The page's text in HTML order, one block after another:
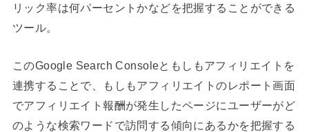
リック率は何パーセントかなどを把握することができる
ツール。
このGoogle Search Consoleともしもアフィリエイトを
連携することで、もしもアフィリエイトのレポート画面
でアフィリエイト報酬が発生したページにユーザーがど
のような検索ワードで訪問する傾向にあるかを把握する